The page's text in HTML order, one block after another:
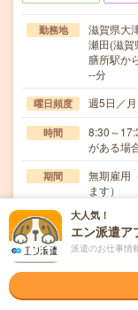
勤務地
滋賀県大
瀬田(滋賀
膳所駅か
--分
曜日頻度 週5日／月
時間
8:30～
がある場
期間
無期雇用
ます）
時給
月給19万
間も給与
す
交通費
大人気！
エン派遣ア
派遣のお仕事情